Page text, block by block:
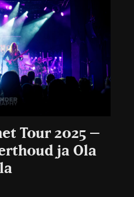
Tour 2025 –
ja Ola